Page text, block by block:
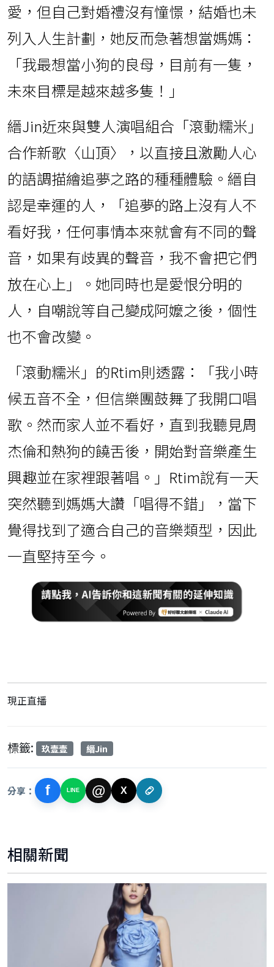
愛，但自己對婚禮沒有憧憬，結婚也未
列入人生計劃，她反而急著想當媽媽：
「我最想當小狗的良母，目前有一隻，
未來目標是越來越多隻！」
縉Jin近來與雙人演唱組合「滾動糯米」
合作新歌〈山頂〉，以直接且激勵人心
的語調描繪追夢之路的種種體驗。縉自
認是幸運的人，「追夢的路上沒有人不
看好我，任何事情本來就會有不同的聲
音，如果有歧異的聲音，我不會把它們
放在心上」。她同時也是愛恨分明的
人，自嘲說等自己變成阿嬤之後，個性
也不會改變。
「滾動糯米」的Rtim則透露：「我小時
候五音不全，但信樂團鼓舞了我開口唱
歌。然而家人並不看好，直到我聽見周
杰倫和熱狗的饒舌後，開始對音樂產生
興趣並在家裡跟著唱。」Rtim說有一天
突然聽到媽媽大讚「唱得不錯」，當下
覺得找到了適合自己的音樂類型，因此
一直堅持至今。
現正直播
標籤: 玖壹壹 縉Jin
分享： f LINE @ X
相關新聞